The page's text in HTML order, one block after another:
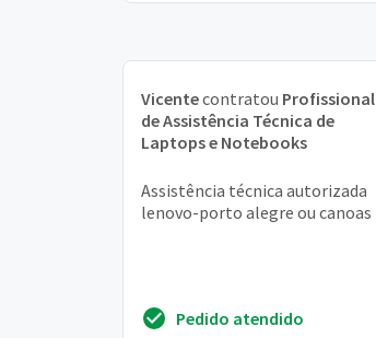
Vicentecontratou Profissional
de Assistência Técnica de
Laptops e Notebooks
Assistência técnica autorizada
lenovo-porto alegre ou canoas
Pedido atendido